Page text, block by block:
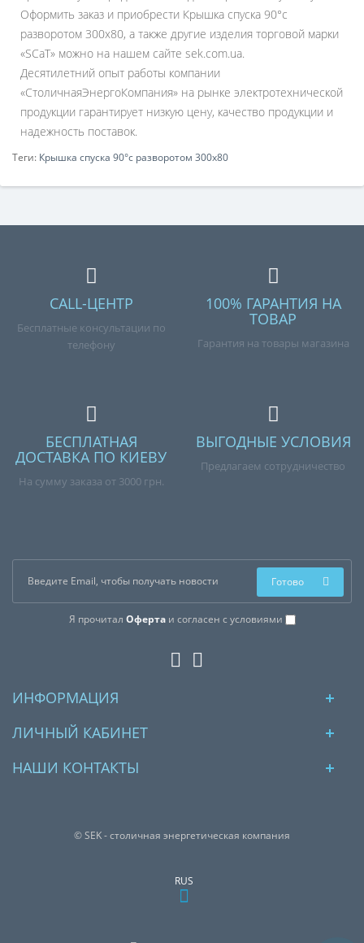
Оформить заказ и приобрести Крышка спуска 90°с
разворотом 300х80, а также другие изделия торговой марки
«SCaT» можно на нашем сайте sek.com.ua.
Десятилетний опыт работы компании
«СтоличнаяЭнергоКомпания» на рынке электротехнической
продукции гарантирует низкую цену, качество продукции и
надежность поставок.
Теги: Крышка спуска 90°с разворотом 300х80
CALL-ЦЕНТР
Бесплатные консультации по
телефону
100% ГАРАНТИЯ НА
ТОВАР
Гарантия на товары магазина
БЕСПЛАТНАЯ
ДОСТАВКА ПО КИЕВУ
На сумму заказа от 3000 грн.
ВЫГОДНЫЕ УСЛОВИЯ
Предлагаем сотрудничество
Я прочитал Офертаи согласен с условиями
Готово
ИНФОРМАЦИЯ
ЛИЧНЫЙ КАБИНЕТ
НАШИ КОНТАКТЫ
© SEK - столичная энергетическая компания
RUS